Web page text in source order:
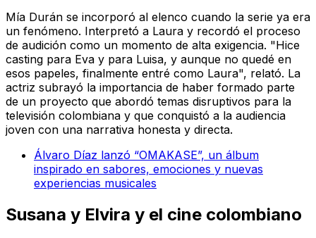
Mía Durán se incorporó al elenco cuando la serie ya era
un fenómeno. Interpretó a Laura y recordó el proceso
de audición como un momento de alta exigencia. "Hice
casting para Eva y para Luisa, y aunque no quedé en
esos papeles, finalmente entré como Laura", relató. La
actriz subrayó la importancia de haber formado parte
de un proyecto que abordó temas disruptivos para la
televisión colombiana y que conquistó a la audiencia
joven con una narrativa honesta y directa.
Álvaro Díaz lanzó “OMAKASE”, un álbum
inspirado en sabores, emociones y nuevas
experiencias musicales
Susana y Elvira y el cine colombiano